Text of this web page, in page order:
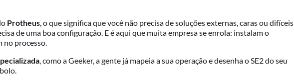
Protheus, o que significa que você não precisa de soluções externas, caras ou difíceis
de uma boa configuração. E é aqui que muita empresa se enrola: instalam o
no processo.
, como a Geeker, a gente já mapeia a sua operação e desenha o SE2 do seu